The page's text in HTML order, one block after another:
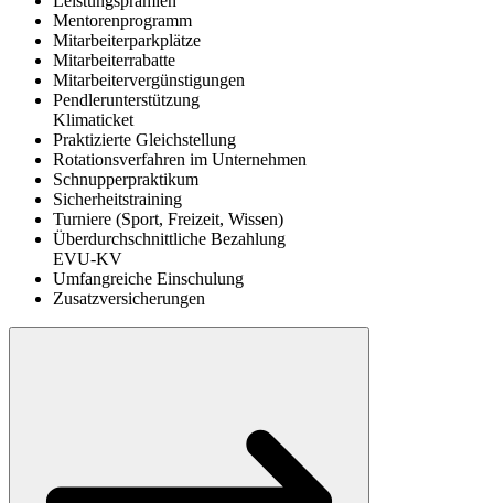
Mentorenprogramm
Mitarbeiterparkplätze
Mitarbeiterrabatte
Mitarbeitervergünstigungen
Pendlerunterstützung
Klimaticket
Praktizierte Gleichstellung
Rotationsverfahren im Unternehmen
Schnupperpraktikum
Sicherheitstraining
Turniere (Sport, Freizeit, Wissen)
Überdurchschnittliche Bezahlung
EVU-KV
Umfangreiche Einschulung
Zusatzversicherungen